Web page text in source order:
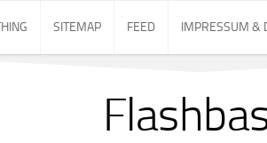
SITEMAP FEED IMPRESSUM &